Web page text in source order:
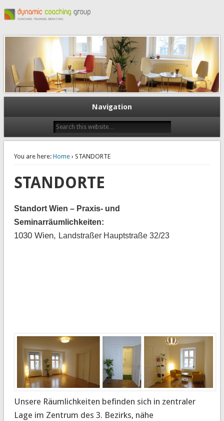
Navigation
You are here: Home› STANDORTE
STANDORTE
Standort Wien – Praxis- und
Seminarräumlichkeiten:
1030 Wien, Landstraßer Hauptstraße 32/23
Unsere Räumlichkeiten befinden sich in zentraler
Lage im Zentrum des 3. Bezirks, nähe